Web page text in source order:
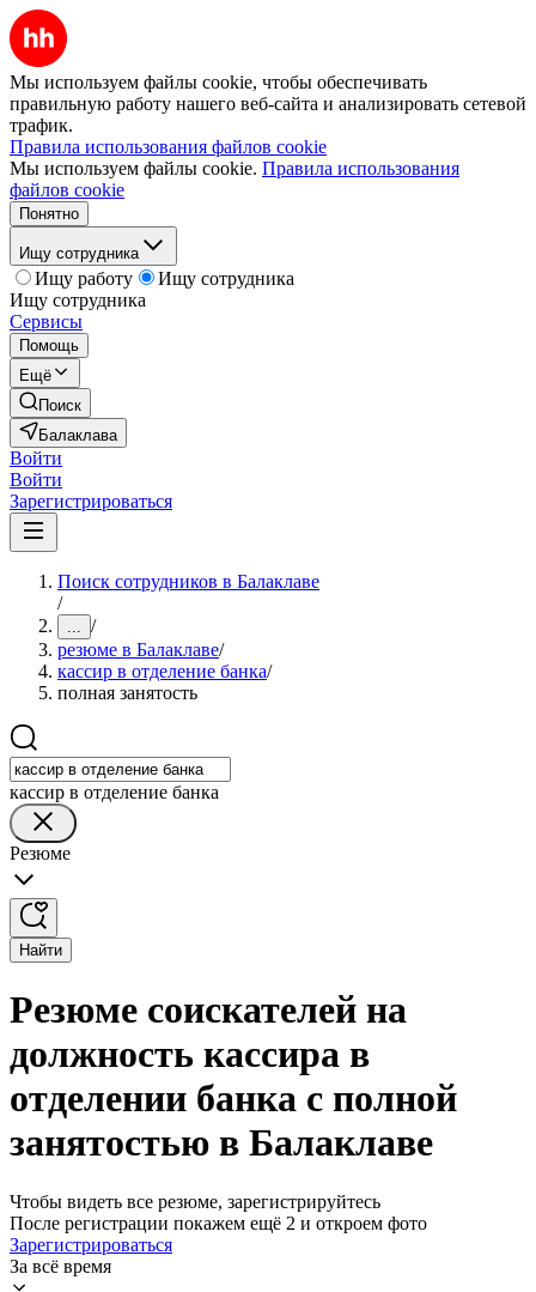
Мы используем файлы cookie, чтобы обеспечивать
правильную работу нашего веб-сайта и анализировать сетевой
трафик.
Правила использования файлов cookie
Мы используем файлы cookie. Правила использования
файлов cookie
Понятно
Ищу сотрудника
Ищу работу
Ищу сотрудника
Ищу сотрудника
Сервисы
Помощь
Ещё
Поиск
Балаклава
Войти
Войти
Зарегистрироваться
Поиск сотрудников в Балаклаве
/
... /
резюме в Балаклаве/
кассир в отделение банка/
полная занятость
кассир в отделение банка
Резюме
Найти
Резюме соискателей на
должность кассира в
отделении банка с полной
занятостью в Балаклаве
Чтобы видеть все резюме, зарегистрируйтесь
После регистрации покажем ещё 2 и откроем фото
Зарегистрироваться
За всё время